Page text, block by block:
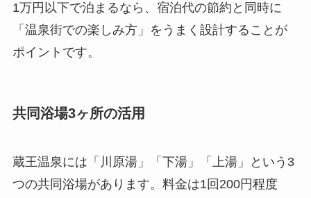
1万円以下で泊まるなら、宿泊代の節約と同時に
「温泉街での楽しみ方」をうまく設計することが
ポイントです。
共同浴場3ヶ所の活用
蔵王温泉には「川原湯」「下湯」「上湯」という3
つの共同浴場があります。料金は1回200円程度